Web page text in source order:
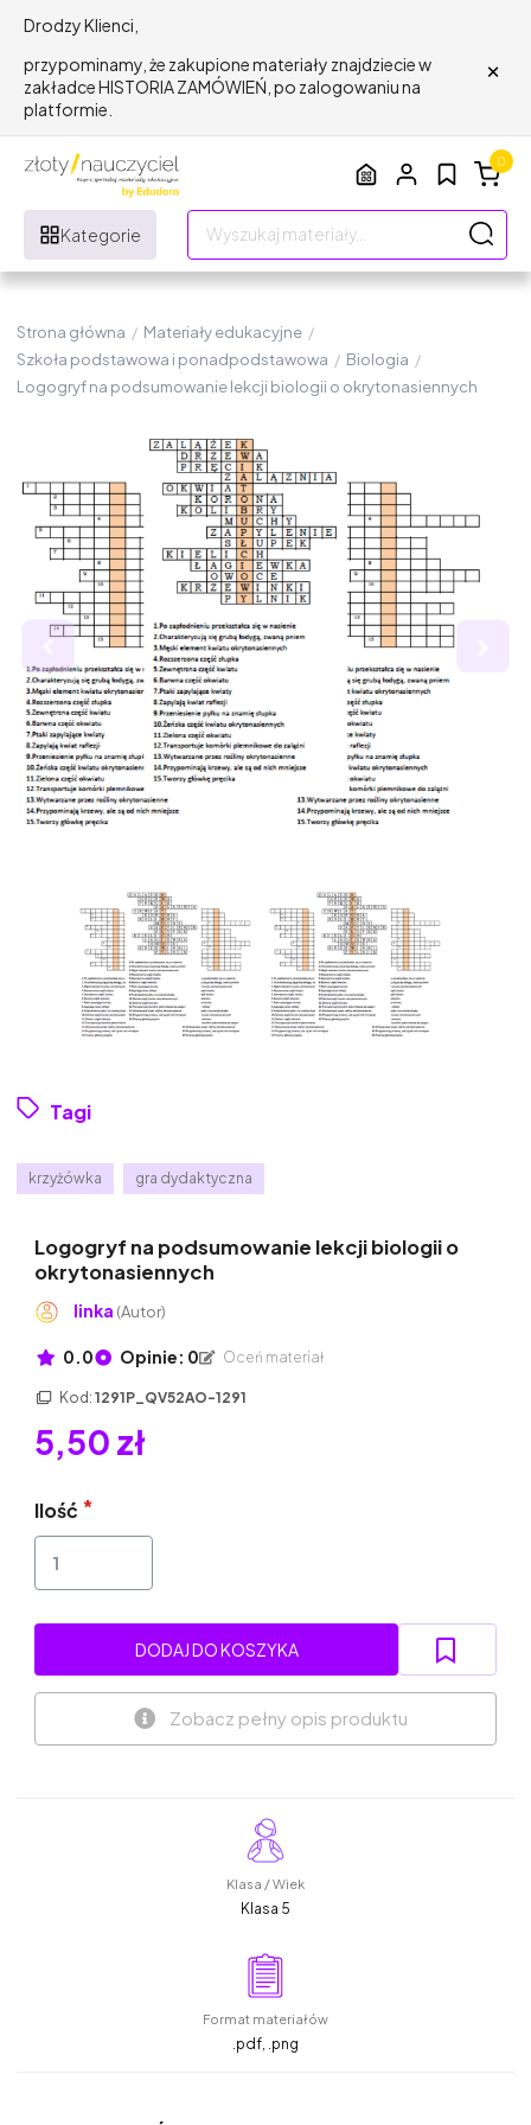
Drodzy Klienci,
przypominamy, że zakupione materiały znajdziecie w
zakładce HISTORIA ZAMÓWIEŃ, po zalogowaniu na
platformie.
×
Kategorie
0
Strona główna / Materiały edukacyjne /
Szkoła podstawowa i ponadpodstawowa / Biologia /
Logogryf na podsumowanie lekcji biologii o okrytonasiennych
Tagi
krzyżówka gra dydaktyczna
Logogryf na podsumowanie lekcji biologii o
okrytonasiennych
linka (Autor)
0.0 Opinie: 0 Oceń materiał
Kod: 1291P_QV52AO-1291
5,50 zł
Ilość
DODAJ DO KOSZYKA
Zobacz pełny opis produktu
Klasa / Wiek
Klasa 5
Format materiałów
.pdf, .png